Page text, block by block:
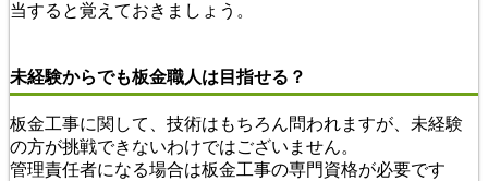
当すると覚えておきましょう。
未経験からでも板金職人は目指せる？
板金工事に関して、技術はもちろん問われますが、未経験
の方が挑戦できないわけではございません。
管理責任者になる場合は板金工事の専門資格が必要です